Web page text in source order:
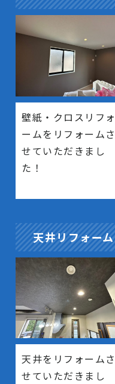
壁紙・クロスリフォ
ームをリフォームさ
せていただきまし
た！
天井リフォーム
天井をリフォームさ
せていただきまし